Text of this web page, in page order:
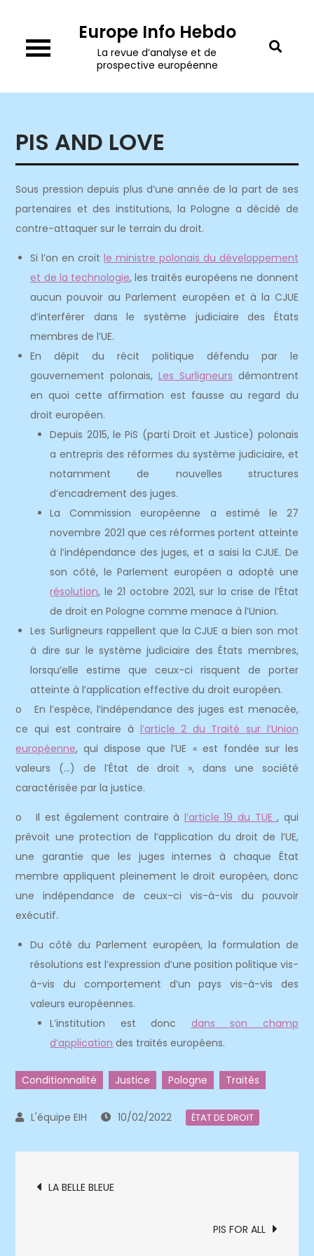
content
Europe Info Hebdo
La revue d’analyse et de
prospective européenne
PIS AND LOVE
Sous pression depuis plus d’une année de la part de ses
partenaires et des institutions, la Pologne a décidé de
contre-attaquer sur le terrain du droit.
Si l’on en croit le ministre polonais du développement
et de la technologie, les traités européens ne donnent
aucun pouvoir au Parlement européen et à la CJUE
d’interférer dans le système judiciaire des États
membres de l’UE.
En dépit du récit politique défendu par le
gouvernement polonais, Les Surligneurs démontrent
en quoi cette affirmation est fausse au regard du
droit européen.
Depuis 2015, le PiS (parti Droit et Justice) polonais
a entrepris des réformes du système judiciaire, et
notamment de nouvelles structures
d’encadrement des juges.
La Commission européenne a estimé le 27
novembre 2021 que ces réformes portent atteinte
à l’indépendance des juges, et a saisi la CJUE. De
son côté, le Parlement européen a adopté une
résolution, le 21 octobre 2021, sur la crise de l’État
de droit en Pologne comme menace à l’Union.
Les Surligneurs rappellent que la CJUE a bien son mot
à dire sur le système judiciaire des États membres,
lorsqu’elle estime que ceux-ci risquent de porter
atteinte à l’application effective du droit européen.
o En l’espèce, l’indépendance des juges est menacée,
ce qui est contraire à l’article 2 du Traité sur l’Union
européenne, qui dispose que l’UE « est fondée sur les
valeurs (…) de l’État de droit », dans une société
caractérisée par la justice.
o Il est également contraire à l’article 19 du TUE, qui
prévoit une protection de l’application du droit de l’UE,
une garantie que les juges internes à chaque État
membre appliquent pleinement le droit européen, donc
une indépendance de ceux-ci vis-à-vis du pouvoir
exécutif.
Du côté du Parlement européen, la formulation de
résolutions est l’expression d’une position politique vis-
à-vis du comportement d’un pays vis-à-vis des
valeurs européennes.
L’institution est donc dans son champ
d’application des traités européens.
Conditionnalité Justice Pologne Traités
10/02/2022 ÉTAT DE DROIT
Navigation
LA BELLE BLEUE
PIS FOR ALL